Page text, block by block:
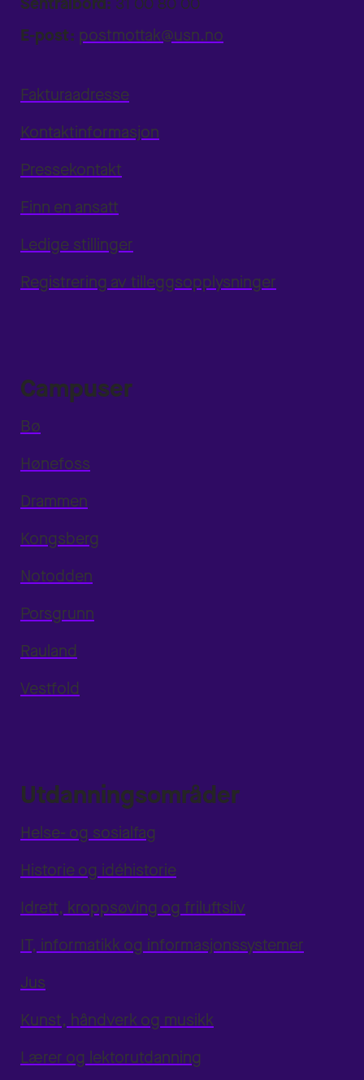
E-post: postmottak@usn.no
Fakturaadresse
Kontaktinformasjon
Pressekontakt
Finn en ansatt
Ledige stillinger
Registrering av tilleggsopplysninger
Campuser
Bø
Hønefoss
Drammen
Kongsberg
Notodden
Porsgrunn
Rauland
Vestfold
Utdanningsområder
Helse- og sosialfag
Historie og idéhistorie
Idrett, kroppsøving og friluftsliv
IT, informatikk og informasjonssystemer
Jus
Kunst, håndverk og musikk
Lærer og lektorutdanning